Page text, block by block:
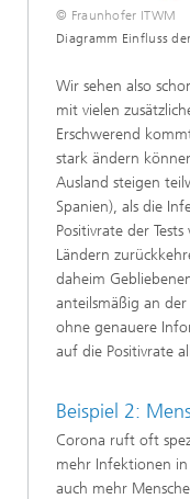
© Fraunhofer ITWM
Diagramm Einfluss
Wir sehen also
mit vielen
Erschwerend
stark ändern
Ausland steigen
Spanien), als die
Positivrate der
Ländern
daheim
anteilsmäßig an
ohne genauere
auf die Positivrate
Beispiel 2:
Corona ruft oft
mehr Infektionen
auch mehr